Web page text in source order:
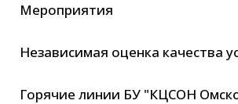
Мероприятия
Независимая оценка качества
Горячие линии БУ "КЦСОН